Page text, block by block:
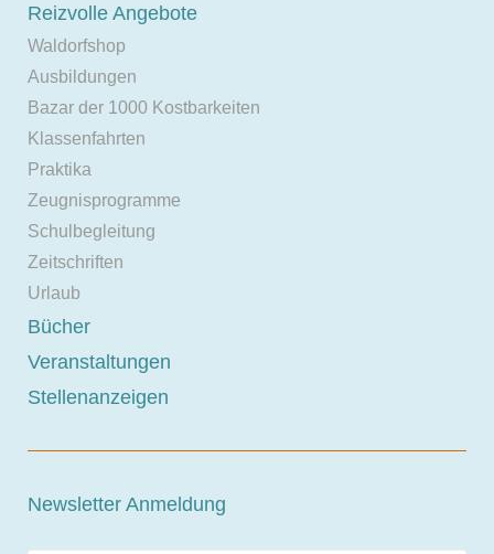
Reizvolle Angebote
Waldorfshop
Ausbildungen
Bazar der 1000 Kostbarkeiten
Klassenfahrten
Praktika
Zeugnisprogramme
Schulbegleitung
Zeitschriften
Urlaub
Bücher
Veranstaltungen
Stellenanzeigen
Newsletter Anmeldung